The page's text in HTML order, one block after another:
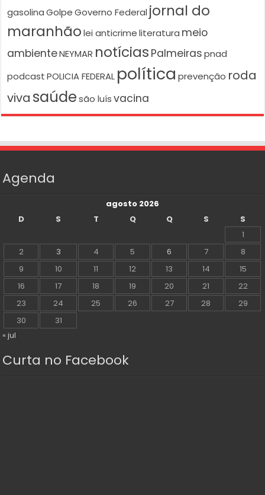
gasolina Golpe Governo Federal jornal do
maranhão lei anticrime literatura meio
ambienteNEYMAR notícias Palmeiras pnad
podcast POLICIA FEDERAL política prevenção roda
viva saúde são luís vacina
Agenda
agosto 2026
D
S T Q Q S
S
1
2
3 4 5 6 7
8
9
10 11 12 13 14
15
16
17 18 19 20 21
22
23
24 25 26 27 28
29
30
31
« jul
Curta no Facebook